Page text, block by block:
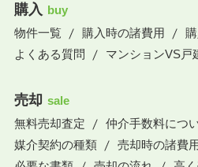
購入 buy
物件一覧
購入時の諸費用
よくある質問
マンションVS戸
売却 sale
無料売却査定
仲介手数料につ
媒介契約の種類
売却時の諸費